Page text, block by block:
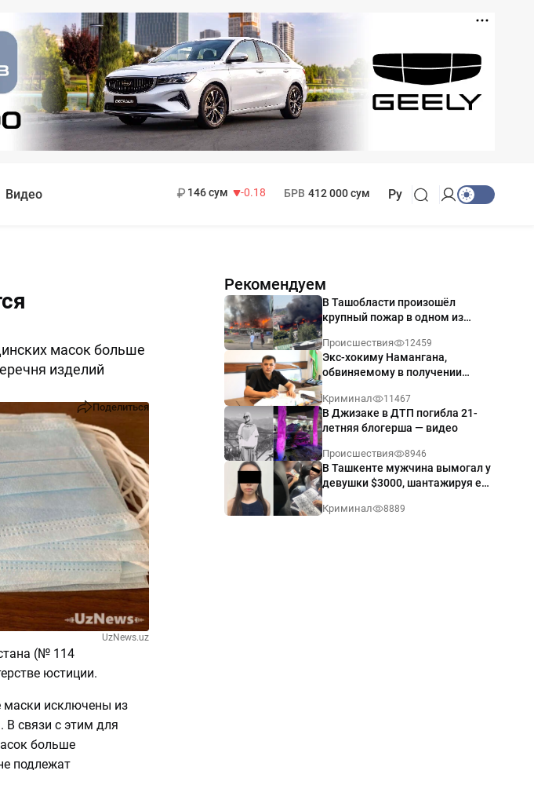
Видео
146 сум
-0.18
БРВ 412 000 сум Ру
масок больше
изделий
Поделиться
UzNews.uz
(№ 114
юстиции.
маски исключены из
В связи с этим для
больше
подлежат
Рекомендуем
В Ташобласти произошёл
крупный пожар в одном из
Происшествия 12459
Экс-хокиму Намангана,
обвиняемому в получении
приговор
Криминал 11467
В Джизаке в ДТП погибла 21-
летняя блогерша — видео
Происшествия 8946
В Ташкенте мужчина вымогал у
девушки $3000, шантажируя её
Криминал 8889